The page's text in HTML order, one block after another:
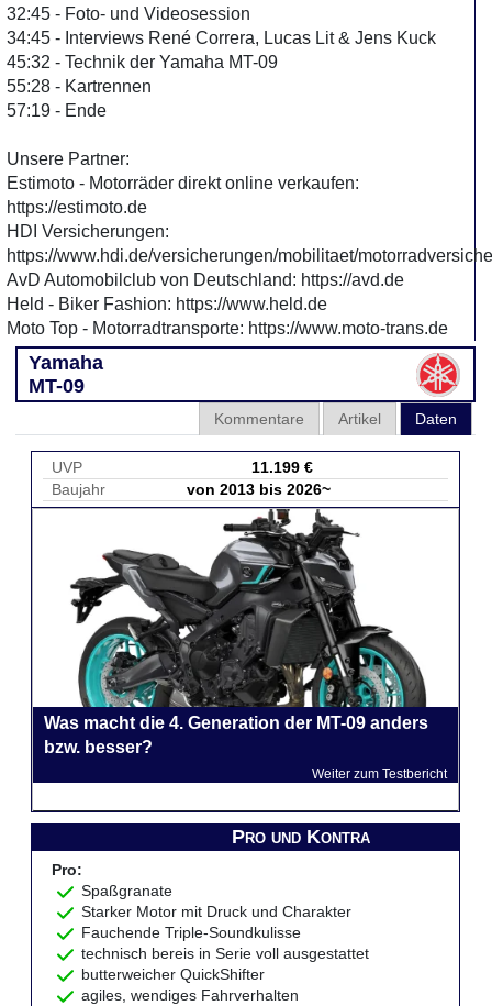
32:45 - Foto- und Videosession
34:45 - Interviews René Correra, Lucas Lit & Jens Kuck
45:32 - Technik der Yamaha MT-09
55:28 - Kartrennen
57:19 - Ende
Unsere Partner:
Estimoto - Motorräder direkt online verkaufen:
https://estimoto.de
HDI Versicherungen:
https://www.hdi.de/versicherungen/mobilitaet/
AvD Automobilclub von Deutschland: https://avd.de
Held - Biker Fashion: https://www.held.de
Moto Top - Motorradtransporte: https://www.moto-trans.de
Yamaha
MT-09
Daten
Artikel
Kommentare
UVP
11.199 €
Baujahr
von 2013 bis 2026~
Was macht die 4. Generation der MT-09 anders
bzw. besser?
Weiter zum Testbericht
Pro und Kontra
Pro:
Spaßgranate
Starker Motor mit Druck und Charakter
Fauchende Triple-Soundkulisse
technisch bereis in Serie voll ausgestattet
butterweicher QuickShifter
agiles, wendiges Fahrverhalten